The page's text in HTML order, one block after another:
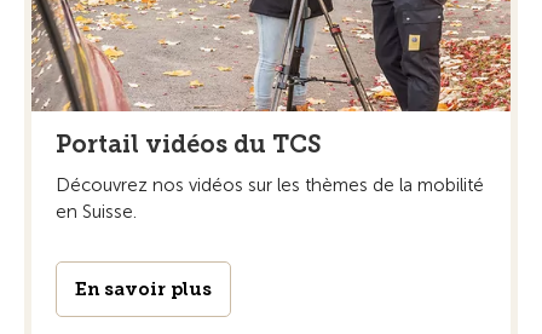
Portail vidéos du TCS
Découvrez nos vidéos sur les thèmes de la mobilité
en Suisse.
En savoir plus